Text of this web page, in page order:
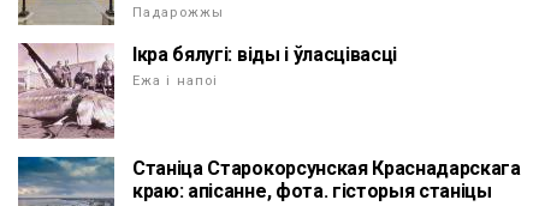
Падарожжы
Ікра бялугі: віды і ўласцівасці
Ежа і напоі
Станіца Старокорсунская Краснадарскага
краю: апісанне, фота. гісторыя станіцы